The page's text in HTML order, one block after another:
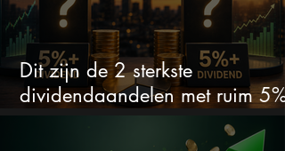
Dit zijn de 2 sterkste
dividendaandelen met ruim 5%